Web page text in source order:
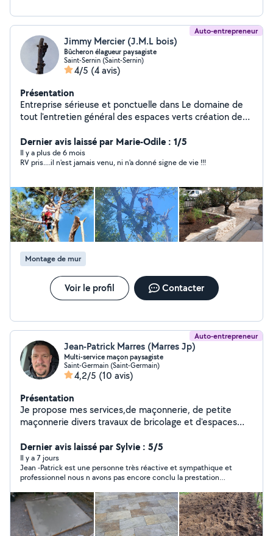
Auto-entrepreneur
Jimmy Mercier (J.M.L bois)
Bûcheron élagueur paysagiste
Saint-Sernin (Saint-Sernin)
4/5 (4 avis)
Présentation
Entreprise sérieuse et ponctuelle dans Le domaine de
tout l'entretien général des espaces verts création des
l'élagage Service à la personne
Dernier avis laissé par Marie-Odile : 1/5
Il y a plus de 6 mois
RV pris....il n'est jamais venu, ni n'a donné signe de vie !!!
Montage de mur
Voir le profil Contacter
Auto-entrepreneur
Jean-Patrick Marres (Marres Jp)
Multi-service maçon paysagiste
Saint-Germain (Saint-Germain)
4,2/5 (10 avis)
Présentation
Je propose mes services,de maçonnerie, de petite
maçonnerie divers travaux de bricolage et d'espaces
paiement CESU
Dernier avis laissé par Sylvie : 5/5
Il y a 7 jours
Jean -Patrick est une personne très réactive et sympathique et
professionnel nous n avons pas encore conclu la prestation